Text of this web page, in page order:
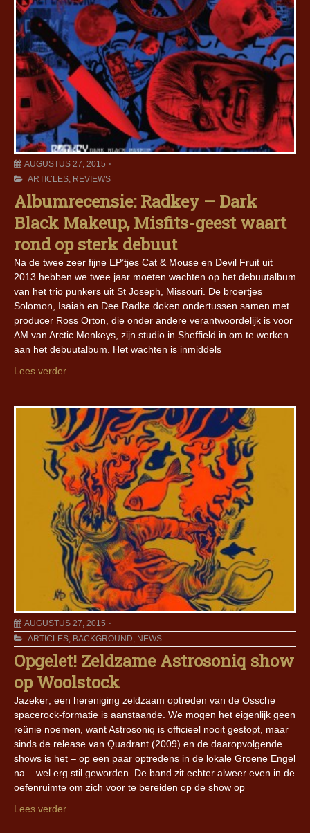
AUGUSTUS 27, 2015
ARTICLES, REVIEWS
Albumrecensie: Radkey – Dark
Black Makeup, Misfits-geest waart
rond op sterk debuut
Na de twee zeer fijne EP’tjes Cat & Mouse en Devil Fruit uit
2013 hebben we twee jaar moeten wachten op het debuutalbum
van het trio punkers uit St Joseph, Missouri. De broertjes
Solomon, Isaiah en Dee Radke doken ondertussen samen met
producer Ross Orton, die onder andere verantwoordelijk is voor
AM van Arctic Monkeys, zijn studio in Sheffield in om te werken
aan het debuutalbum. Het wachten is inmiddels
Lees verder..
AUGUSTUS 27, 2015
ARTICLES BACKGROUND NEWS
Opgelet! Zeldzame Astrosoniq show
op Woolstock
Jazeker; een hereniging zeldzaam optreden van de Ossche
spacerock-formatie is aanstaande. We mogen het eigenlijk geen
reünie noemen, want Astrosoniq is officieel nooit gestopt, maar
sinds de release van Quadrant (2009) en de daaropvolgende
shows is het – op een paar optredens in de lokale Groene Engel
na – wel erg stil geworden. De band zit echter alweer even in de
oefenruimte om zich voor te bereiden op de show op
Lees verder..